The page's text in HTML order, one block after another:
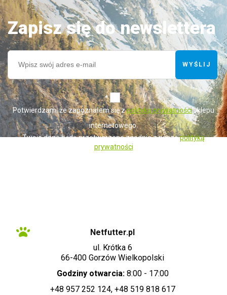
Zapisz się do newslettera
WYŚLIJ
*
Potwierdzam, że zapoznałem się zpolityką prywatnościsklepu
internetowego.
Twoje dane będą przetwarzane zgodnie z nasząpolityką
prywatności
Netfutter.pl
ul. Krótka 6
66-400 Gorzów Wielkopolski
Godziny otwarcia:8:00 - 17:00
+48 957 252 124, +48 519 818 617